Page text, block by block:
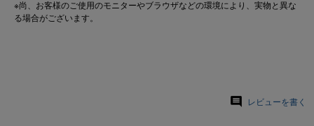
※尚、お客様のご使用のモニターやブラウザなどの環境により、実物と異な
る場合がございます。
レビューを書く